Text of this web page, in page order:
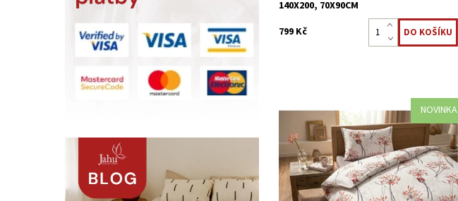
140X200, 70X90CM
799 Kč
NOVINKA
Saténové povlečení z nejjemnější 100%
bavlny, na dotek příjemné. Jarní květinový
motiv Saténová úprava Zipové zapínání
Dostupnost:
Skladem >5 ks
Kód:
8595248438897